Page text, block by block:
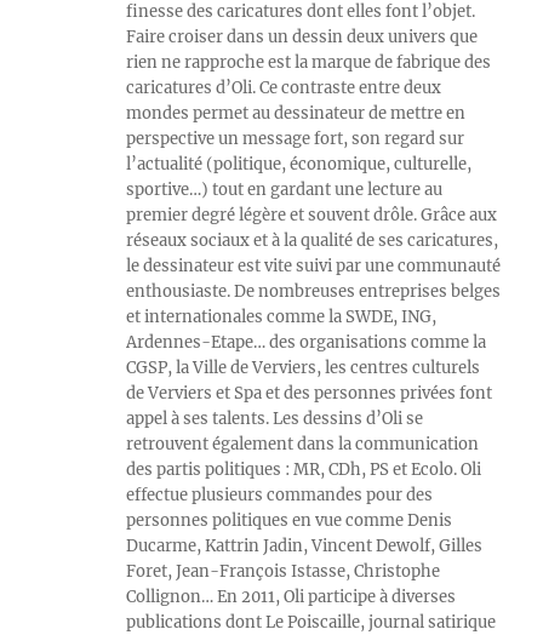
finesse des caricatures dont elles font l’objet.
Faire croiser dans un dessin deux univers que
rien ne rapproche est la marque de fabrique des
caricatures d’Oli. Ce contraste entre deux
mondes permet au dessinateur de mettre en
perspective un message fort, son regard sur
l’actualité (politique, économique, culturelle,
sportive…) tout en gardant une lecture au
premier degré légère et souvent drôle. Grâce aux
réseaux sociaux et à la qualité de ses caricatures,
le dessinateur est vite suivi par une communauté
enthousiaste. De nombreuses entreprises belges
et internationales comme la SWDE, ING,
Ardennes-Etape… des organisations comme la
CGSP, la Ville de Verviers, les centres culturels
de Verviers et Spa et des personnes privées font
appel à ses talents. Les dessins d’Oli se
retrouvent également dans la communication
des partis politiques : MR, CDh, PS et Ecolo. Oli
effectue plusieurs commandes pour des
personnes politiques en vue comme Denis
Ducarme, Kattrin Jadin, Vincent Dewolf, Gilles
Foret, Jean-François Istasse, Christophe
Collignon… En 2011, Oli participe à diverses
publications dont Le Poiscaille, journal satirique